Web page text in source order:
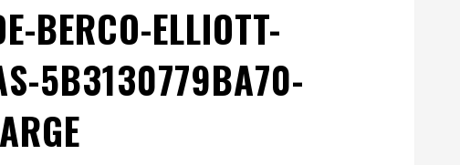
BERCO-ELLIOTT-
5B3130779BA70-